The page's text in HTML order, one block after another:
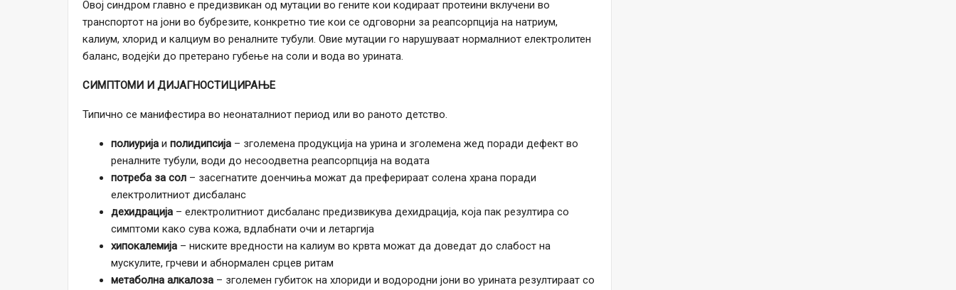
Овој синдром главно е предизвикан од мутации во гените кои кодираат протеини вклучени во
транспортот на јони во бубрезите, конкретно тие кои се одговорни за реапсорпција на натриум,
калиум, хлорид и калциум во реналните тубули. Овие мутации го нарушуваат нормалниот електролитен
баланс, водејќи до претерано губење на соли и вода во урината.
СИМПТОМИ И ДИЈАГНОСТИЦИРАЊЕ
Типично се манифестира во неонаталниот период или во раното детство.
полиурија и полидипсија – зголемена продукција на урина и зголемена жед поради дефект во
реналните тубули, води до несоодветна реапсорпција на водата
потреба за сол – засегнатите доенчиња можат да преферираат солена храна поради
електролитниот дисбаланс
дехидрација – електролитниот дисбаланс предизвикува дехидрација, која пак резултира со
симптоми како сува кожа, вдлабнати очи и летаргија
хипокалемија – ниските вредности на калиум во крвта можат да доведат до слабост на
мускулите, грчеви и абнормален срцев ритам
метаболна алкалоза – зголемен губиток на хлориди и водородни јони во урината резултираат со